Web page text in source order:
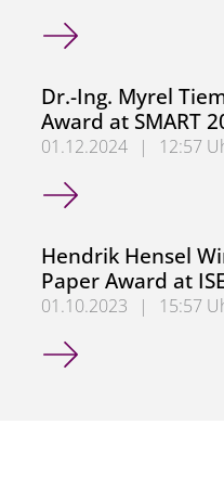
German Research
Dr.-Ing. Myrel
Award at SMART
01.12.2024 |
12:57
Dr.-Ing. Myrel
Hendrik Hensel
Paper Award at
01.10.2023 |
15:57
Hendrik Hensel Wins